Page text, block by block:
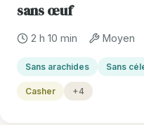
sans œuf
2 h 10 min Moyen
Sans arachides Sans
Casher +4